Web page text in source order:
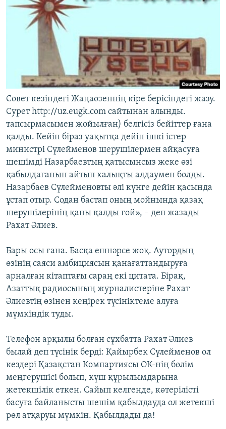
Совет кезіндегі Жаңаөзеннің кіре берісіндегі жазу.
Сурет http://uz.eugk.com сайтынан алынды.
тапсырмасымен жойылған) белгісіз бейіттер ғана
қалды. Кейін біраз уақытқа дейін ішкі істер
министрі Сүлейменов шерушілермен айқасуға
шешімді Назарбаевтың қатысынсыз жеке өзі
қабылдағанын айтып халықты алдаумен болды.
Назарбаев Сүлейменовты әлі күнге дейін қасында
ұстап отыр. Содан бастап оның мойнында қазақ
шерушілерінің қаны қалды ғой», – деп жазады
Рахат Әлиев.
Бары осы ғана. Басқа ешнәрсе жоқ. Аутордың
өзінің саяси амбициясын қанағаттандыруға
арналған кітаптағы сараң екі цитата. Бірақ,
Азаттық радиосының журналистеріне Рахат
Әлиевтің өзінен кеңірек түсініктеме алуға
мүмкіндік туды.
Телефон арқылы болған сұхбатта Рахат Әлиев
былай деп түсінік берді: Қайырбек Сүлейменов ол
кездері Қазақстан Компартиясы ОК-нің бөлім
меңгерушісі болып, күш құрылымдарына
жетекшілік еткен. Сайып келгенде, көтерілісті
басуға байланысты шешім қабылдауда ол жетекші
рөл атқаруы мүмкін. Қабылдады да!